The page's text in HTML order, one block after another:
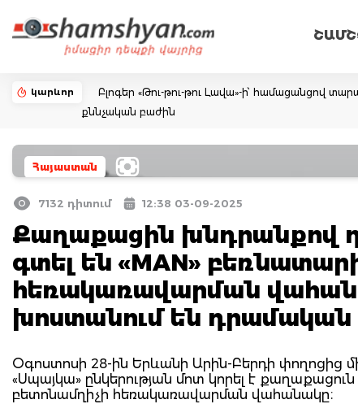
կարևոր
Բլոգեր «Թու-թու-թու Լավա»-ի՝ համացանցով
քննչական բաժին
Հայաստան
7132 դիտում 12:38 03-09-2025
Քաղաքացին խնդրանքով
գտել են «MAN»
հեռակառավարման
խոստանում են
Օգոստոսի 28-ին Երևանի Արին-Բերդի փողոցից
«Սպայկա» ընկերության մոտ կորել է
բետոնամղիչի հեռակառավարման վահանակը։